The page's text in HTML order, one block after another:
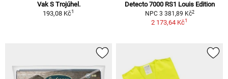
Vak S Trojúhel.
193,08 Kč1
Detecto 7000 RS1 Louis Edition
NPC 3 381,89 Kč2
2 173,64 Kč1